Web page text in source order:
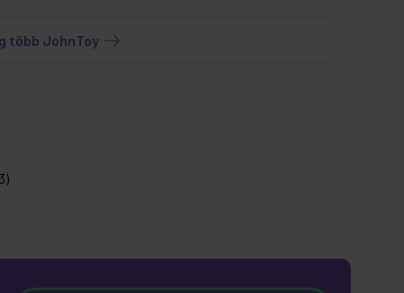
több JohnToy